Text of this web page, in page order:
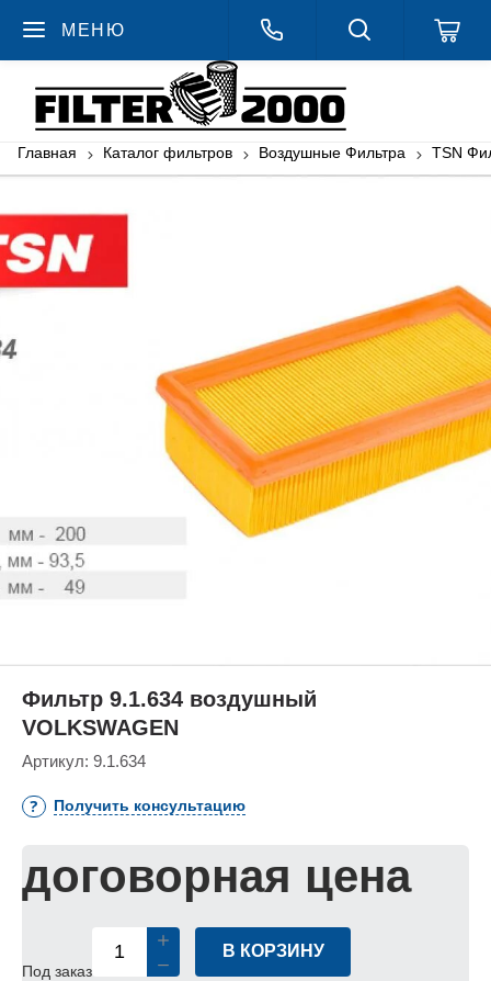
МЕНЮ
Главная Каталог фильтров Воздушные Фильтра TSN
Фильтр 9.1.634 воздушный
VOLKSWAGEN
Артикул: 9.1.634
Получить консультацию
договорная цена
Под заказ
В КОРЗИНУ